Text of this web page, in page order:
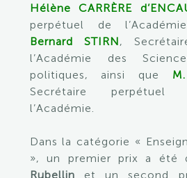
Hélène CARRÈRE
perpétuel de
Bernard STIRN,
l’Académie des
politiques, ainsi que
Secrétaire perpétuel
l’Académie.
Dans la catégorie «
», un premier prix a été
Rubellin et un second